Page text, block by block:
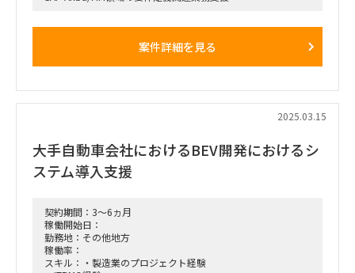
・クライアントの業務オペレーションに対してSAP機能を提
案、Gapに対するSolution検討
・調達購買、経理部門のユーザとのコミュニケーション
■働き方/勤務場所：リモートワーク主体／必要時のみオンサ
イト
案件詳細を見る
2025.03.15
大手自動車会社におけるBEV開発におけるシ
ステム導入支援
契約期間：3～6ヵ月
稼働開始日：
勤務地：その他地方
稼働率：
スキル：・製造業のプロジェクト経験